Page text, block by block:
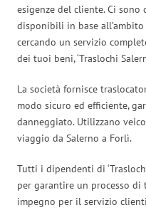
esigenze del cliente. Ci
disponibili in base
cercando un servizio
dei tuoi beni, ‘Traslochi
La società fornisce
modo sicuro ed efficiente,
danneggiato. Utilizzano
viaggio da Salerno a Forlì.
Tutti i dipendenti di
per garantire un processo di
impegno per il servizio